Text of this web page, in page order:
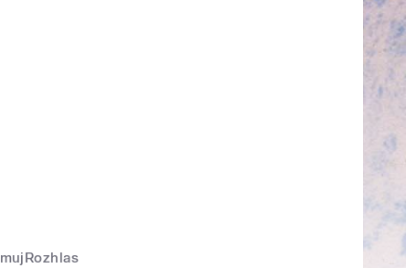
mujRozhlas